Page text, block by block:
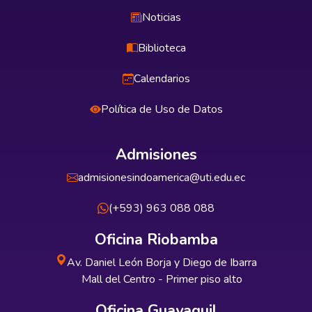
Noticias
Biblioteca
Calendarios
Política de Uso de Datos
Admisiones
admisionesindoamerica@uti.edu.ec
(+593) 963 088 088
Oficina Riobamba
Av. Daniel León Borja y Diego de Ibarra
Mall del Centro - Primer piso alto